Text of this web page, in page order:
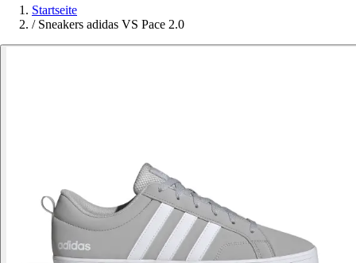
Startseite
/ Sneakers adidas VS Pace 2.0